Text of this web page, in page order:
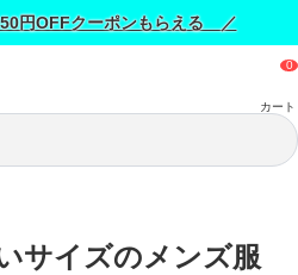
円OFFクーポンもらえる ／
カート
サイズのメンズ服